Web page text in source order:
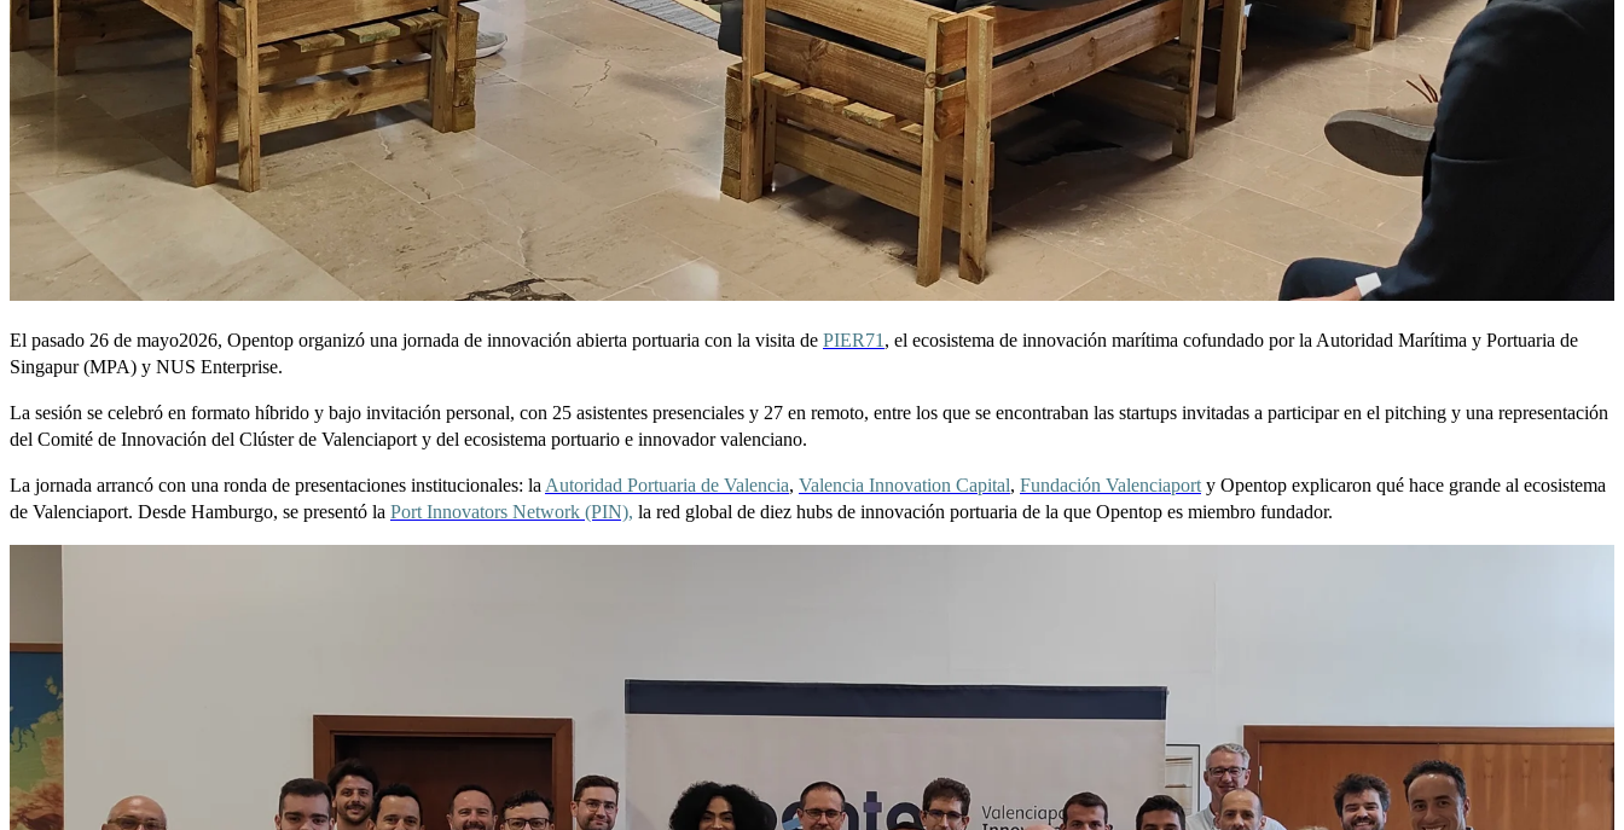
El pasado 26 de mayo2026, Opentop organizó una jornada de innovación abierta portuaria con la visita de PIER71 , el ecosistema de innovación marítima cofundado por la Autoridad Marítima y Portuaria de
Singapur (MPA) y NUS Enterprise.
La sesión se celebró en formato híbrido y bajo invitación personal, con 25 asistentes presenciales y 27 en remoto, entre los que se encontraban las startups invitadas a participar en el pitching y una representación
del Comité de Innovación del Clúster de Valenciaport y del ecosistema portuario e innovador valenciano.
La jornada arrancó con una ronda de presentaciones institucionales: la Autoridad Portuaria de Valencia, Valencia Innovation Capital, Fundación Valenciaport y Opentop explicaron qué hace grande al ecosistema
de Valenciaport. Desde Hamburgo, se presentó la Port Innovators Network (PIN), la red global de diez hubs de innovación portuaria de la que Opentop es miembro fundador.